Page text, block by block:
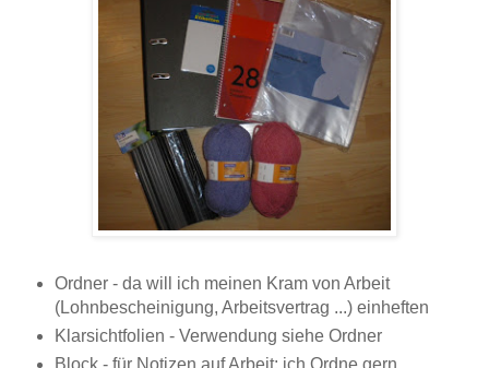
Ordner - da will ich meinen Kram von Arbeit
(Lohnbescheinigung, Arbeitsvertrag ...) einheften
Klarsichtfolien - Verwendung siehe Ordner